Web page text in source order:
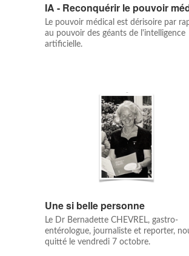
IA - Reconquérir le pouvoir
Le pouvoir médical est dérisoire par
au pouvoir des géants de l'intelligence
artificielle.
Une si belle personne
Le Dr Bernadette CHEVREL, gastro-
entérologue, journaliste et reporter,
quitté le vendredi 7 octobre.